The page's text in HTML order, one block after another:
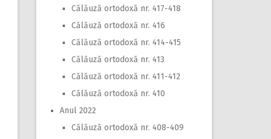
Călăuză ortodoxă nr. 417-418
Călăuză ortodoxă nr. 416
Călăuză ortodoxă nr. 414-415
Călăuză ortodoxă nr. 413
Călăuză ortodoxă nr. 411-412
Călăuză ortodoxă nr. 410
Anul 2022
Călăuză ortodoxă nr. 408-409